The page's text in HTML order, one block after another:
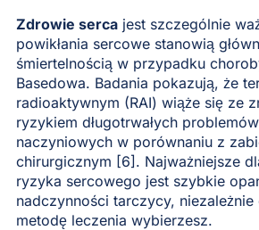
Zdrowie sercajest szczególnie
powikłania sercowe stanowią
śmiertelnością w przypadku
Basedowa. Badania pokazują, że
radioaktywnym (RAI) wiąże się ze
ryzykiem długotrwałych
naczyniowych w porównaniu z
chirurgicznym [6]. Najważniejsze
ryzyka sercowego jest szybkie
nadczynności tarczycy,
metodę leczenia wybierzesz.